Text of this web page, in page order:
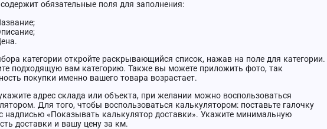
обязательные поля для заполнения:
категории откройте раскрывающийся список, нажав на поле для категории.
подходящую вам категорию. Также вы можете приложить фото, так
покупки именно вашего товара возрастает.
адрес склада или объекта, при желании можно воспользоваться
Для того, чтобы воспользоваться калькулятором: поставьте галочку
надписью «Показывать калькулятор доставки». Укажите минимальную
доставки и вашу цену за км.